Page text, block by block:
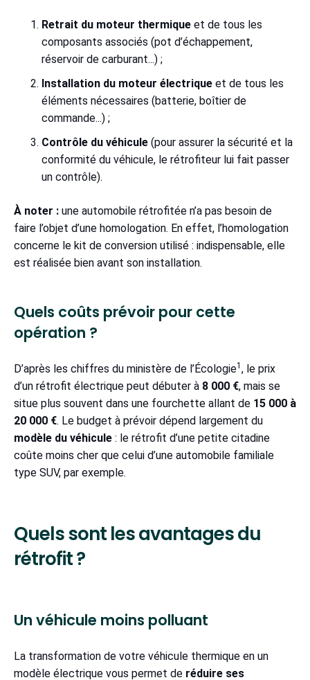
Retrait du moteur thermique et de tous les
composants associés (pot d’échappement,
réservoir de carburant...) ;
Installation du moteur électrique et de tous les
éléments nécessaires (batterie, boîtier de
commande...) ;
Contrôle du véhicule (pour assurer la sécurité et la
conformité du véhicule, le rétrofiteur lui fait passer
un contrôle).
À noter : une automobile rétrofitée n’a pas besoin de
faire l’objet d’une homologation. En effet, l’homologation
concerne le kit de conversion utilisé : indispensable, elle
est réalisée bien avant son installation.
Quels coûts prévoir pour cette
opération ?
D’après les chiffres du ministère de l’Écologie1 , le prix
d’un rétrofit électrique peut débuter à 8 000 €, mais se
situe plus souvent dans une fourchette allant de 15 000 à
20 000 €. Le budget à prévoir dépend largement du
modèle du véhicule : le rétrofit d’une petite citadine
coûte moins cher que celui d’une automobile familiale
type SUV, par exemple.
Quels sont les avantages du
rétrofit ?
Un véhicule moins polluant
La transformation de votre véhicule thermique en un
modèle électrique vous permet de réduire ses